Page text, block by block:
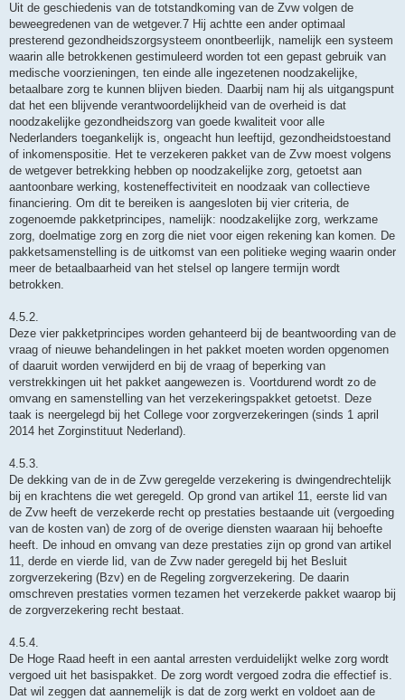
Uit de geschiedenis van de totstandkoming van de Zvw volgen de
beweegredenen van de wetgever.7 Hij achtte een ander optimaal
presterend gezondheidszorgsysteem onontbeerlijk, namelijk een systeem
waarin alle betrokkenen gestimuleerd worden tot een gepast gebruik van
medische voorzieningen, ten einde alle ingezetenen noodzakelijke,
betaalbare zorg te kunnen blijven bieden. Daarbij nam hij als uitgangspunt
dat het een blijvende verantwoordelijkheid van de overheid is dat
noodzakelijke gezondheidszorg van goede kwaliteit voor alle
Nederlanders toegankelijk is, ongeacht hun leeftijd, gezondheidstoestand
of inkomenspositie. Het te verzekeren pakket van de Zvw moest volgens
de wetgever betrekking hebben op noodzakelijke zorg, getoetst aan
aantoonbare werking, kosteneffectiviteit en noodzaak van collectieve
financiering. Om dit te bereiken is aangesloten bij vier criteria, de
zogenoemde pakketprincipes, namelijk: noodzakelijke zorg, werkzame
zorg, doelmatige zorg en zorg die niet voor eigen rekening kan komen. De
pakketsamenstelling is de uitkomst van een politieke weging waarin onder
meer de betaalbaarheid van het stelsel op langere termijn wordt
betrokken.
4.5.2.
Deze vier pakketprincipes worden gehanteerd bij de beantwoording van de
vraag of nieuwe behandelingen in het pakket moeten worden opgenomen
of daaruit worden verwijderd en bij de vraag of beperking van
verstrekkingen uit het pakket aangewezen is. Voortdurend wordt zo de
omvang en samenstelling van het verzekeringspakket getoetst. Deze
taak is neergelegd bij het College voor zorgverzekeringen (sinds 1 april
2014 het Zorginstituut Nederland).
4.5.3.
De dekking van de in de Zvw geregelde verzekering is dwingendrechtelijk
bij en krachtens die wet geregeld. Op grond van artikel 11, eerste lid van
de Zvw heeft de verzekerde recht op prestaties bestaande uit (vergoeding
van de kosten van) de zorg of de overige diensten waaraan hij behoefte
heeft. De inhoud en omvang van deze prestaties zijn op grond van artikel
11, derde en vierde lid, van de Zvw nader geregeld bij het Besluit
zorgverzekering (Bzv) en de Regeling zorgverzekering. De daarin
omschreven prestaties vormen tezamen het verzekerde pakket waarop bij
de zorgverzekering recht bestaat.
4.5.4.
De Hoge Raad heeft in een aantal arresten verduidelijkt welke zorg wordt
vergoed uit het basispakket. De zorg wordt vergoed zodra die effectief is.
Dat wil zeggen dat aannemelijk is dat de zorg werkt en voldoet aan de